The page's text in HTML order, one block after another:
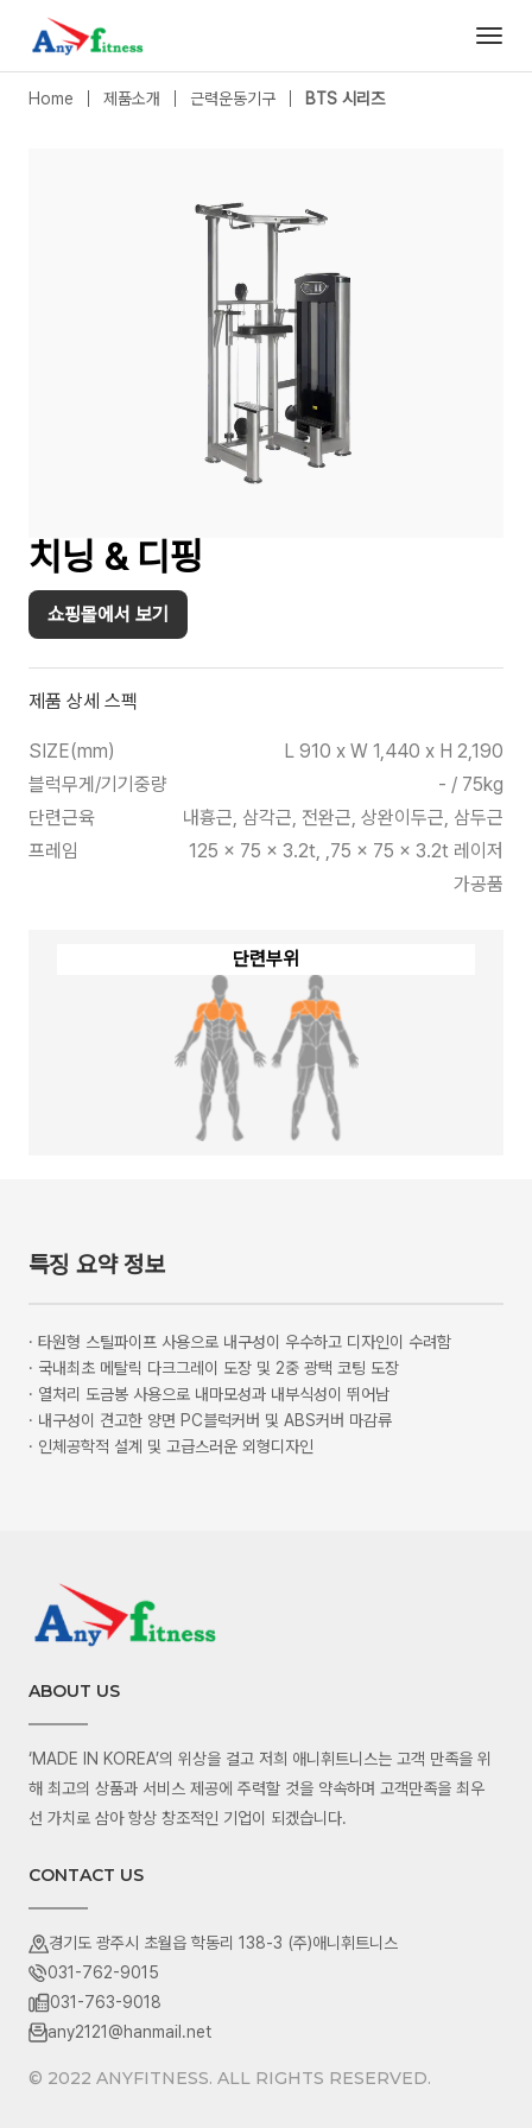
BTS 시리즈|치닝 & 디핑- 애니휘트니스
Home 제품소개 근력운동기구 BTS 시리즈
치닝 & 디핑
쇼핑몰에서 보기
제품 상세 스펙
SIZE(mm)
L 910 x W 1,440 x H 2,190
블럭무게/기기중량
- / 75kg
단련근육
내흉근, 삼각근, 전완근, 상완이두근, 삼두근
프레임
125 x 75 x 3.2t, ,75 x 75 x 3.2t 레이저
가공품
단련부위
특징 요약 정보
· 타원형 스틸파이프 사용으로 내구성이 우수하고 디자인이 수려함
· 국내최초 메탈릭 다크그레이 도장 및 2중 광택 코팅 도장
· 열처리 도금봉 사용으로 내마모성과 내부식성이 뛰어남
· 내구성이 견고한 양면 PC블럭커버 및 ABS커버 마감류
· 인체공학적 설계 및 고급스러운 외형디자인
ABOUT US
‘MADE IN KOREA’의 위상을 걸고 저희 애니휘트니스는 고객 만족을 위
해 최고의 상품과 서비스 제공에 주력할 것을 약속하며 고객만족을 최우
선 가치로 삼아 항상 창조적인 기업이 되겠습니다.
CONTACT US
경기도 광주시 초월읍 학동리 138-3 (주)애니휘트니스
031-762-9015
031-763-9018
any2121@hanmail.net
© 2022 ANYFITNESS. ALL RIGHTS RESERVED.